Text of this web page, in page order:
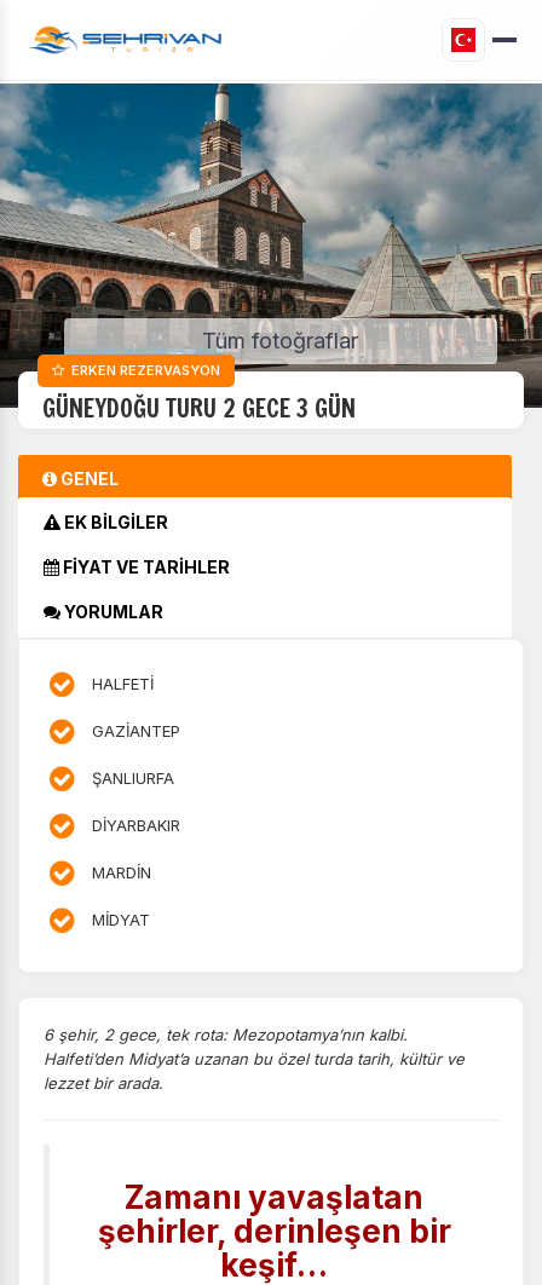
Tüm fotoğraflar
ERKEN REZERVASYON
GÜNEYDOĞU TURU 2 GECE 3 GÜN
GENEL
EK BİLGİLER
FİYAT VE TARİHLER
YORUMLAR
HALFETİ
GAZİANTEP
ŞANLIURFA
DİYARBAKIR
MARDİN
MİDYAT
6 şehir, 2 gece, tek rota: Mezopotamya’nın kalbi.
Halfeti’den Midyat’a uzanan bu özel turda tarih, kültür ve
lezzet bir arada.
Zamanı yavaşlatan
şehirler, derinleşen bir
keşif…